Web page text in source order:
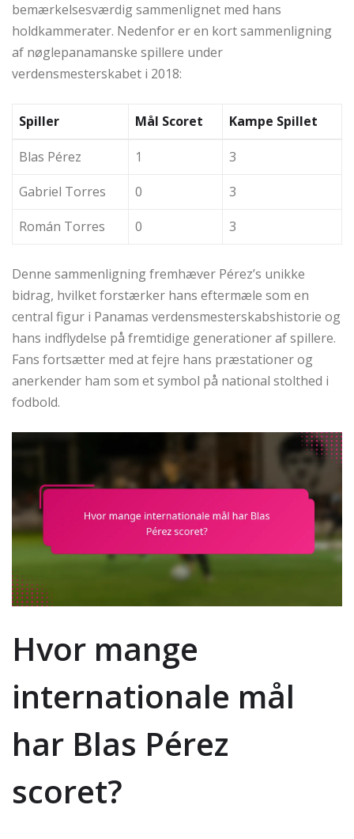
bemærkelsesværdig sammenlignet med hans
holdkammerater. Nedenfor er en kort sammenligning
af nøglepanamanske spillere under
verdensmesterskabet i 2018:
Spiller Mål Scoret Kampe Spillet
Blas Pérez 1
3
Gabriel Torres
0
3
Román Torres
0 3
Denne sammenligning fremhæver Pérez’s unikke
bidrag, hvilket forstærker hans eftermæle som en
central figur i Panamas verdensmesterskabshistorie og
hans indflydelse på fremtidige generationer af spillere.
Fans fortsætter med at fejre hans præstationer og
anerkender ham som et symbol på national stolthed i
fodbold.
Hvor mange
internationale mål
har Blas Pérez
scoret?